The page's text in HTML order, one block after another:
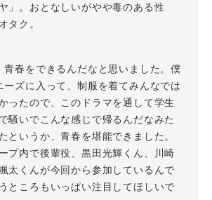
」。おとなしいがやや毒のある性
タク。
青春をできるんだなと思いました。僕
ーズに入って、制服を着てみんなでは
ったので、このドラマを通して学生
騒いでこんな感じで帰るんだなみた
というか、青春を堪能できました。
プ内で後輩役、黒田光輝くん、川崎
太くんが今回から参加しているんで
ところもいっぱい注目してほしいで